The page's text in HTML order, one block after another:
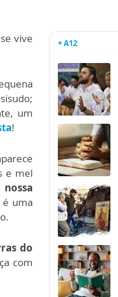
vive
um
!
e mel
é uma
do
com
+ A12